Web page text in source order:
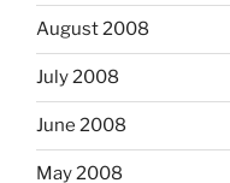
August 2008
July 2008
June 2008
May 2008